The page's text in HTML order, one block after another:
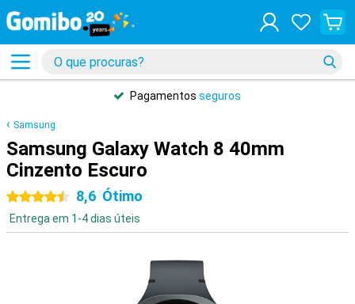
Pagamentos seguros
Samsung
Samsung Galaxy Watch 8 40mm
Cinzento Escuro
4.5 estrelas
8,6 Ótimo
Entrega em 1-4 dias úteis